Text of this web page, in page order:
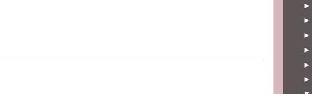
►
►
►
►
►
►